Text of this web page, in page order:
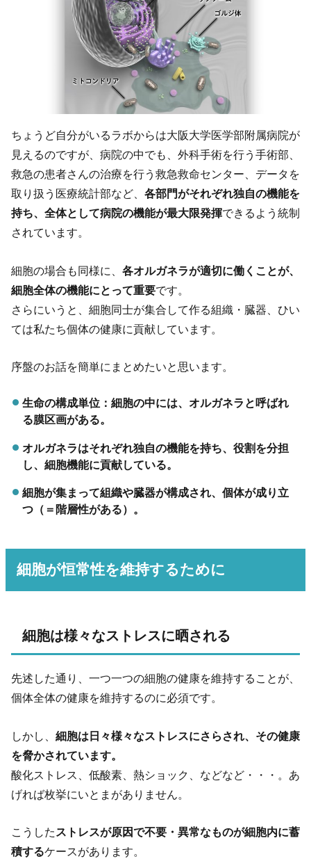
ちょうど自分がいるラボからは大阪大学医学部附属病院が
見えるのですが、病院の中でも、外科手術を行う手術部、
救急の患者さんの治療を行う救急救命センター、データを
取り扱う医療統計部など、 各部門がそれぞれ独自の機能を
持ち、全体として病院の機能が最大限発揮できるよう統制
されています。
細胞の場合も同様に、 各オルガネラが適切に働くことが、
細胞全体の機能にとって重要です。
さらにいうと、細胞同士が集合して作る組織・臓器、ひい
ては私たち個体の健康に貢献しています。
序盤のお話を簡単にまとめたいと思います。
生命の構成単位：細胞の中には、オルガネラと呼ばれ
る膜区画がある。
オルガネラはそれぞれ独自の機能を持ち、役割を分担
し、細胞機能に貢献している。
細胞が集まって組織や臓器が構成され、個体が成り立
つ（＝階層性がある）。
細胞が恒常性を維持するために
細胞は様々なストレスに晒される
先述した通り、一つ一つの細胞の健康を維持することが、
個体全体の健康を維持するのに必須です。
しかし、 細胞は日々様々なストレスにさらされ、その健康
を脅かされています。
酸化ストレス、低酸素、熱ショック、などなど・・・。あ
げれば枚挙にいとまがありません。
こうした ストレスが原因で不要・異常なものが細胞内に蓄
積するケースがあります。